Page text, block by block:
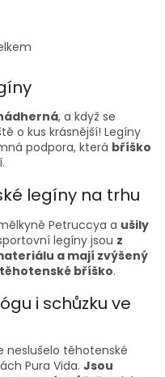
, a když se
o kus krásnější! Legíny
podpora, která bříško
legíny na trhu
Petruccya a ušily
legíny jsou z
a mají zvýšený
bříško.
i schůzku ve
těhotenské
Pura Vida. Jsou